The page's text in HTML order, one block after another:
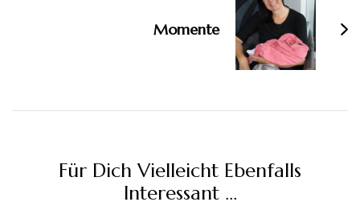
Momente
Für Dich Vielleicht Ebenfalls
Interessant …